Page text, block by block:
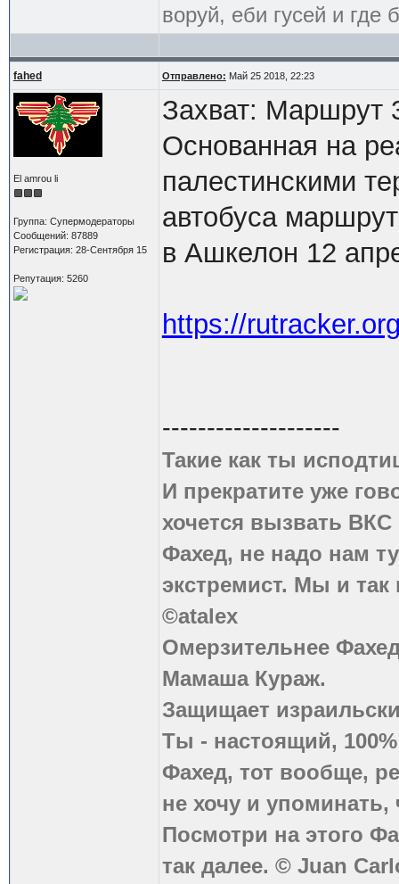
воруй, еби гусей и где
fahed Отправлено: Май 25 2018, 22:23
El amrou li
Группа: Супермодераторы
Сообщений: 87889
Регистрация: 28-Сентября 15
Репутация: 5260
Захват: Маршрут
Основанная на
палестинскими
автобуса
в Ашкелон 12
https://
--------------------
Такие как ты
И прекратите уже
хочется вызвать
Фахед, не надо нам
экстремист. Мы и
©atalex
Омерзительнее
Мамаша Кураж.
Защищает
Ты - настоящий,
Фахед, тот вообще,
не хочу и
Посмотри на этого
так далее. © Juan